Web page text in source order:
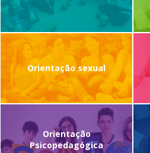
Orientação sexual
Orientação
Psicopedagógica